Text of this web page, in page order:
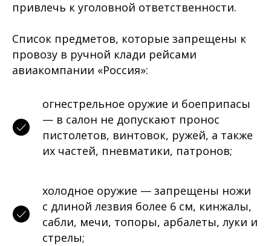
привлечь к уголовной ответственности.
Список предметов, которые запрещены к
провозу в ручной клади рейсами
авиакомпании «Россия»:
огнестрельное оружие и боеприпасы
— в салон не допускают пронос
пистолетов, винтовок, ружей, а также
их частей, пневматики, патронов;
холодное оружие — запрещены ножи
с длиной лезвия более 6 см, кинжалы,
сабли, мечи, топоры, арбалеты, луки и
стрелы;